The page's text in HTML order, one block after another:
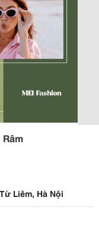
Liêm, Hà Nội